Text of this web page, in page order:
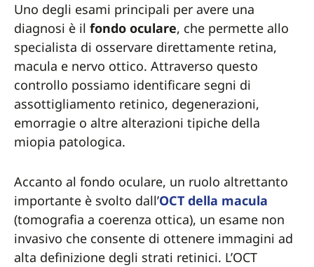
Uno degli esami principali per avere una
diagnosi è il fondo oculare, che permette allo
specialista di osservare direttamente retina,
macula e nervo ottico. Attraverso questo
controllo possiamo identificare segni di
assottigliamento retinico, degenerazioni,
emorragie o altre alterazioni tipiche della
miopia patologica.
Accanto al fondo oculare, un ruolo altrettanto
importante è svolto dall’OCT della macula
(tomografia a coerenza ottica), un esame non
invasivo che consente di ottenere immagini ad
alta definizione degli strati retinici. L’OCT